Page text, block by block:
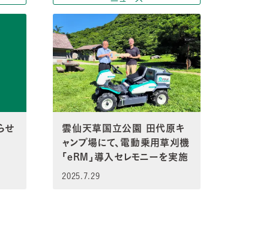
せ
雲仙天草国立公園 田代原キ
ャンプ場にて、電動乗用草刈機
「eRM」導入セレモニーを実施
2025.7.29